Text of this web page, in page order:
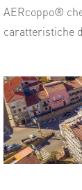
AERcoppo®
caratteristiche